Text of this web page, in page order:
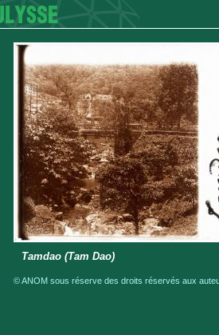
Tamdao (Tam Dao)
© ANOM sous réserve des droits réservés aux